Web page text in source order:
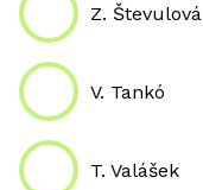
Z. Števulová
V. Tankó
T. Valášek